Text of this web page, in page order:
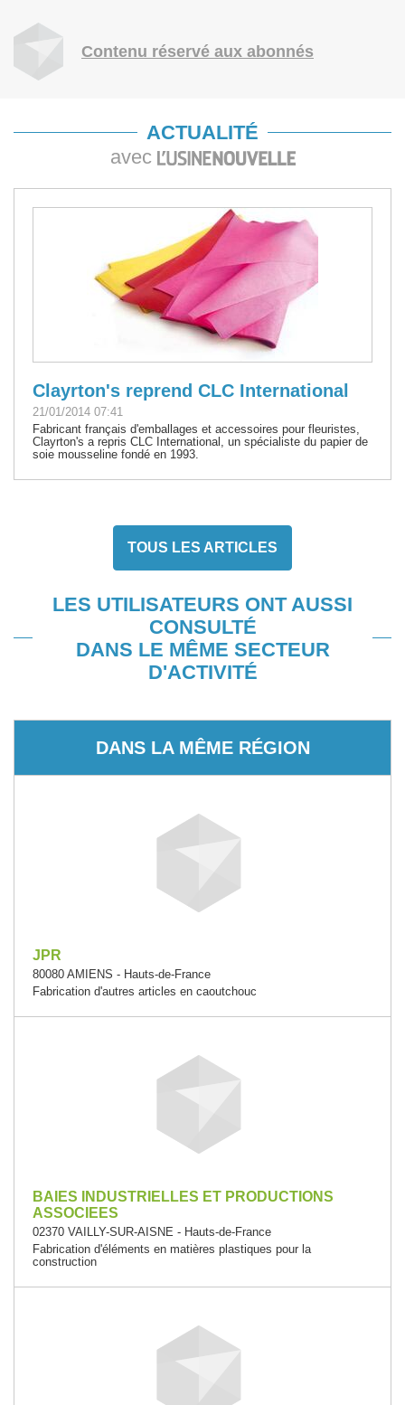
Contenu réservé aux abonnés
ACTUALITÉ
avec
Clayrton's reprend CLC International
21/01/2014 07:41
Fabricant français d'emballages et accessoires pour fleuristes,
Clayrton's a repris CLC International, un spécialiste du papier de
soie mousseline fondé en 1993.
TOUS LES ARTICLES
LES UTILISATEURS ONT AUSSI
CONSULTÉ
DANS LE MÊME SECTEUR
D'ACTIVITÉ
DANS LA MÊME RÉGION
JPR
80080 AMIENS - Hauts-de-France
Fabrication d'autres articles en caoutchouc
BAIES INDUSTRIELLES ET PRODUCTIONS
ASSOCIEES
02370 VAILLY-SUR-AISNE - Hauts-de-France
Fabrication d'éléments en matières plastiques pour la
construction